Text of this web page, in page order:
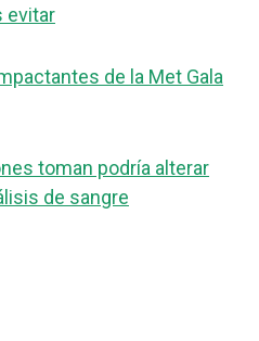
evitar
de la Met Gala
toman podría alterar
de sangre